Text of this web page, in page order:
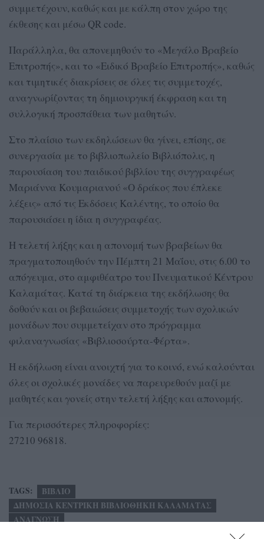
συμμετέχουν, καθώς και με κάλπη στον χώρο της
έκθεσης και μέσω QR code.
Παράλληλα, θα απονεμηθούν το «Μεγάλο Βραβείο
Επιτροπής», και το «Ειδικό Βραβείο Επιτροπής», καθώς
και τιμητικές διακρίσεις σε όλες τις συμμετοχές,
αναγνωρίζοντας τη δημιουργική έκφραση και τη
συλλογική προσπάθεια των μαθητών.
Στο πλαίσιο των εκδηλώσεων θα γίνει, επίσης, σε
συνεργασία με το βιβλιοπωλείο Βιβλιόπολις, η
παρουσίαση του παιδικού βιβλίου της συγγραφέως
Μαριάννα Κουμαριανού «Ο δράκος που έπλεκε
λέξεις» από τις Εκδόσεις Καλέντης, το οποίο θα
παρουσιάσει η ίδια η συγγραφέας.
Η τελετή λήξης και η απονομή των βραβείων θα
πραγματοποιηθούν την Πέμπτη 21 Μαΐου, στις 6.00 το
απόγευμα, στο αμφιθέατρο του Πνευματικού Κέντρου
Καλαμάτας. Κατά τη διάρκεια της εκδήλωσης θα
δοθούν και οι βεβαιώσεις συμμετοχής των σχολικών
μονάδων που συμμετείχαν στο πρόγραμμα
φιλαναγνωσίας «Βιβλιοσούρτα-Φέρτα».
Η εκδήλωση είναι ανοιχτή για το κοινό, ενώ καλούνται
όλες οι σχολικές μονάδες να παρευρεθούν μαζί με
μαθητές και γονείς στην τελετή λήξης και απονομής.
Για περισσότερες πληροφορίες:
27210 96818.
TAGS:
ΒΙΒΛΙΟ
ΔΗΜΟΣΙΑ ΚΕΝΤΡΙΚΗ ΒΙΒΛΙΟΘΗΚΗ ΚΑΛΑΜΑΤΑΣ
ΑΝΑΓΝΩΣΗ